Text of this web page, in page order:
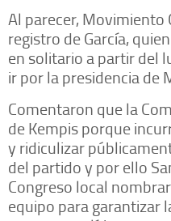
Al parecer, Movimiento
registro de García,
en solitario a partir del
ir por la presidencia de
Comentaron que la
de Kempis porque
y ridiculizar
del partido y por ello
Congreso local
equipo para garantizar